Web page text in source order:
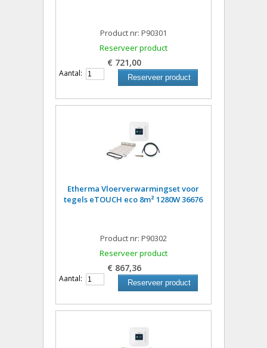
Product nr: P90301
Reserveer product
€ 721,00
Aantal: Reserveer product
Etherma Vloerverwarmingset voor
tegels eTOUCH eco 8m² 1280W 36676
Product nr: P90302
Reserveer product
€ 867,36
Aantal: Reserveer product